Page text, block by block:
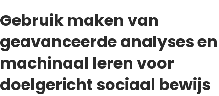
Gebruik maken van
geavanceerde analyses en
machinaal leren voor
doelgericht sociaal bewijs